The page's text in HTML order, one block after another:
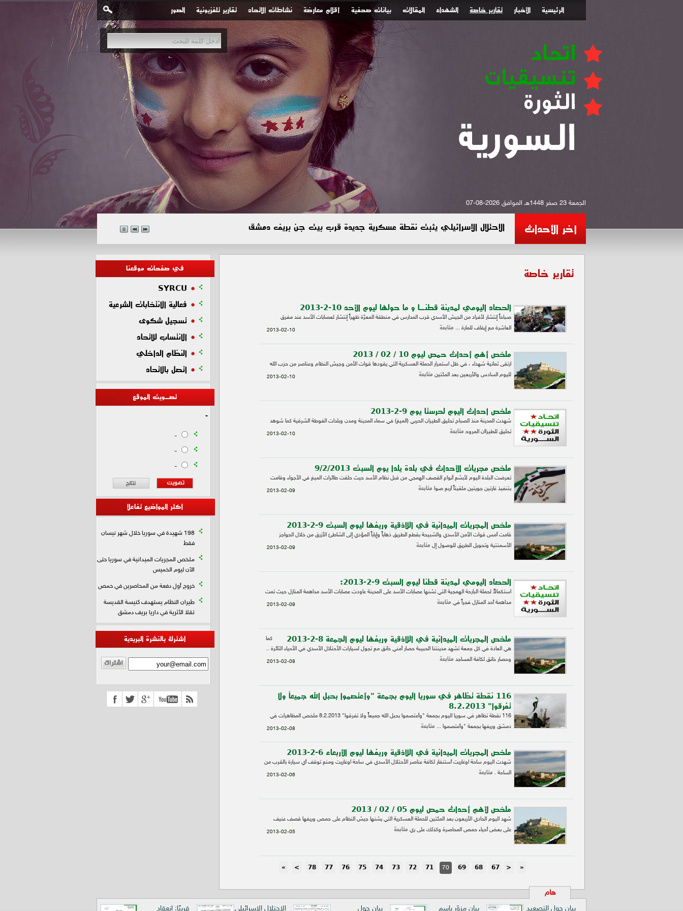
الرئيسية الأخبار تقارير خاصة الشهداء المقالات بيانات صحفية أقلام معارضة نشاطات الاتحاد تقارير تلفزيونية الصور
الجمعة 23 صفر 1448هـ الموافق 2026-08-07
آخر الأحداث الاحتلال الإسرائيلي يثبت نقطة عسكرية جديدة قرب بيت جن بريف دمشق
تقارير خاصة
الحصاد اليومي لمدينة قطنـا و ما حولها ليوم الأحد 10-2-2013
صباحاً إنتشار لأفراد من الجيش الأسدي قرب المدارس في منطقة المعرّة ظهراً إنتشار لعصابات الأسد عند مفرق
العاشرة مع إيقاف للمارة ... متابعة 2013-02-10
ملخص أهم أحداث حمص ليوم 10 / 02 / 2013
ارتقى ثمانية شهداء ، في ظل استمرار الحملة العسكرية التي يقودها قوات الأمن وجيش النظام وعناصر من حزب الله
لليوم السادس والأربعين بعد المئتين متابعة 2013-02-10
ملخص احداث اليوم لحرستا يوم 9-2-2013
شهدت المدينة منذ الصباح تحليق الطيران الحربي (الميغ) في سماء المدينة ومدن وبلدات الغوطة الشرقية كما شوهد
ﺗﺤﻠﻴﻖ ﻟﻠﻄﻴﺮاﺍﻥ ﺍﻟﻤﺮﻭﺣ متابعة 2013-02-10
ملخص مجريات الأحداث في بلدة يلدا يوم السبت 9/2/2013
تعرضت البلدة اليوم لأبشع أنواع القصف الهمجي من قبل نظام الأسد حيث حلقت طائرات الميغ في الأجواء وقامت
بتنفيذ غارتين جويتين ملقيتاً أربع صوا متابعة 2013-02-09
ملخص المجريات الميدانية في اللاذقية وريفها ليوم السبت 9-2-2013
قامت أمس قوات الأمن الأسدي والشبيحة بقطع الطريق ذهاباً وإياباً المؤدي إلى الشاطئ الأزرق من خلال الحواجز
الأسمنتية وتحويل الطريق للوصول إل متابعة 2013-02-09
الحصاد اليومي لمدينة قطنا ليوم السبت 9-2-2013:
استكمالاً لحملة البارحة الهمجية التي تشنها عصابات الأسد على المدينة عاودت عصابات الأسد مداهمة المنازل حيث تمت
مداهمة أحد المنازل فجراً في متابعة 2013-02-09
ملخص المجريات الميدانية في اللاذقية وريفها ليوم الجمعة 8-2-2013
كما
هي العادة في كل جمعة تشهد مدينتنا الحبيبة حصار أمني خانق مع تجول لسيارات الأحتلال الأسدي في الأحياء الثائرة ..
وحصار خانق لكافة المساجد متابعة 2013-02-08
116 نقطة تظاهر في سوريا اليوم بجمعة "وأعتصموا بحبل الله جميعاً ولا
تفرقوا" 8.2.2013
116 نقطة تظاهر في سوريا اليوم بجمعة "وأعتصموا بحبل الله جميعاً ولا تفرقوا" 8.2.2013 ملخص المظاهرات في
دمشق وريفها بجمعة "وأعتصموا ... متابعة 2013-02-08
ملخص المجريات الميدانية في اللاذقية وريفها ليوم الأربعاء 6-2-2013
شهدت اليوم ساحة اوغاريت أستنفار لكافة عناصر الأحتلال الأسدي في ساحة اوغاريت ومنع توقف أي سيارة بالقرب من
الساحة . متابعة 2013-02-06
ملخص لأهم أحداث حمص ليوم 05 / 02 / 2013
شهد اليوم الحادي الأربعون بعد المئتين للحملة العسكرية التي يشنها جيش النظام على حمص وريفها قصف عنيف
على بعض أحياء حمص المحاصرة وكذلك على ري متابعة 2013-02-05
«
<
67
68
69
70
71
72
73
74
75
76
77
78
>
»
في صفحات موقعنا
SYRCU
فعالية الانتخابات الشرعية
تسجيل شكوى
الانتساب للاتحاد
النظام الداخلي
اتصل بالاتحاد
تصـويت الموقع
-
-
-
-
أكثر المواضيع تفاعلا
198 شهيدة في سوريا خلال شهر نيسان
فقط
ملخص المجريات الميدانية في سوريا حتى
الآن ليوم الخميس
خروج أول دفعة من المحاصرين في حمص
طيران النظام يستهدف كنيسة القديسة
تقلا الأثرية في داريا بريف دمشق
اشترك بالنشرة البريدية
هام
بيان حول التصعيد
بيان مزوّر باسم بيان حول الاحتلال الإسرائيلي قريبًا: انعقاد